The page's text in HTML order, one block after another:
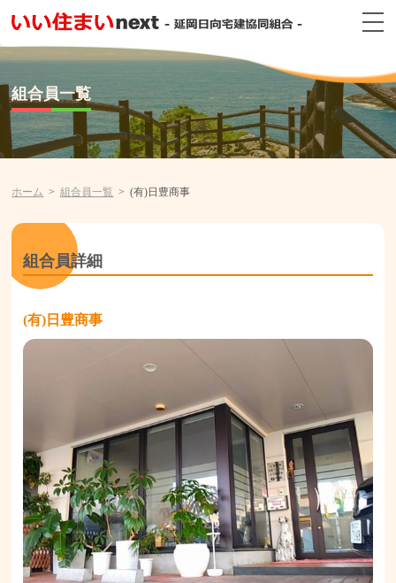
組合員一覧
ホーム 組合員一覧 (有)日豊商事
組合員詳細
(有)日豊商事